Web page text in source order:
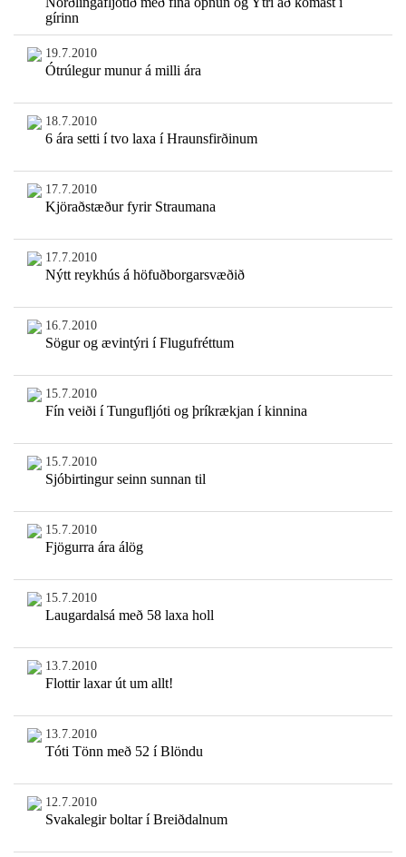
gírinn
19.7.2010
Ótrúlegur munur á milli ára
18.7.2010
6 ára setti í tvo laxa í Hraunsfirðinum
17.7.2010
Kjöraðstæður fyrir Straumana
17.7.2010
Nýtt reykhús á höfuðborgarsvæðið
16.7.2010
Sögur og ævintýri í Flugufréttum
15.7.2010
Fín veiði í Tungufljóti og þríkrækjan í kinnina
15.7.2010
Sjóbirtingur seinn sunnan til
15.7.2010
Fjögurra ára álög
15.7.2010
Laugardalsá með 58 laxa holl
13.7.2010
Flottir laxar út um allt!
13.7.2010
Tóti Tönn með 52 í Blöndu
12.7.2010
Svakalegir boltar í Breiðdalnum